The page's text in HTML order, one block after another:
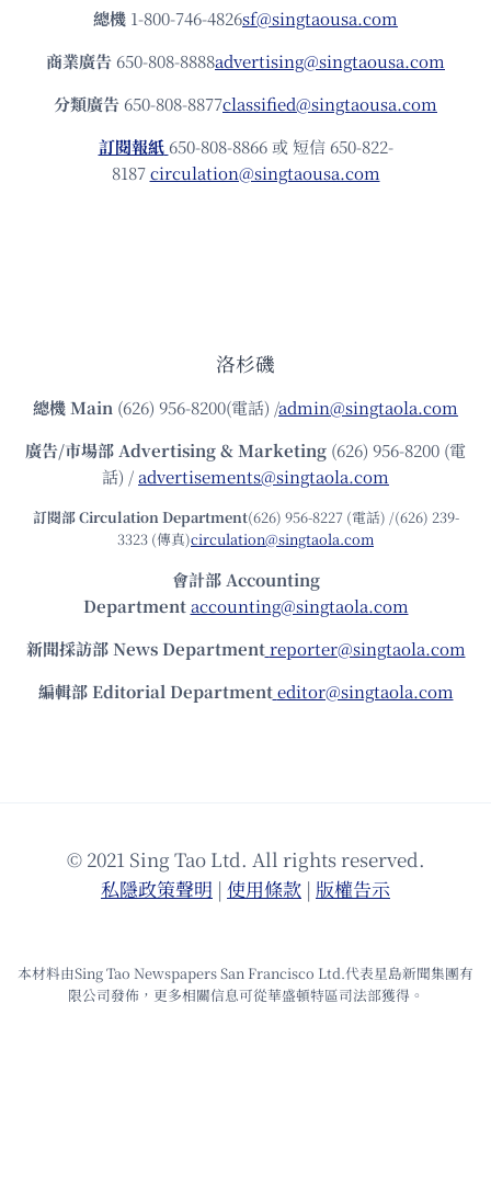
總機 1-800-746-4826sf@singtaousa.com
商業廣告 650-808-8888advertising@singtaousa.com
分類廣告 650-808-8877classified@singtaousa.com
訂閱報紙 650-808-8866 或 短信 650-822-
8187circulation@singtaousa.com
洛杉磯
總機Main (626) 956-8200(電話) /admin@singtaola.com
廣告/市場部Advertising & Marketing (626) 956-8200 (電
話) /advertisements@singtaola.com
訂閱部 Circulation Department(626) 956-8227 (電話) /(626) 239-
3323 (傳真)circulation@singtaola.com
會計部 Accounting
Department accounting@singtaola.com
新聞採訪部 News Department reporter@singtaola.com
編輯部 Editorial Department editor@singtaola.com
© 2021 Sing Tao Ltd. All rights reserved.
私隱政策聲明 | 使⽤條款 | 版權告⽰
本材料由Sing Tao Newspapers San Francisco Ltd.代表星島新聞集團有
限公司發佈，更多相關信息可從華盛頓特區司法部獲得。